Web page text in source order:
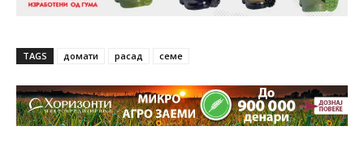
TAGS домати расад семе